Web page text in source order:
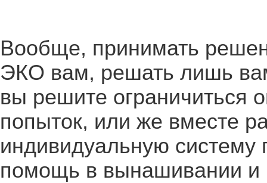
Вообще, принимать
ЭКО вам, решать лишь
вы решите ограничиться
попыток, или же вместе
индивидуальную
помощь в вынашивании и